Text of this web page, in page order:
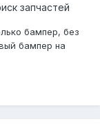
запчастей
бампер, без
бампер на